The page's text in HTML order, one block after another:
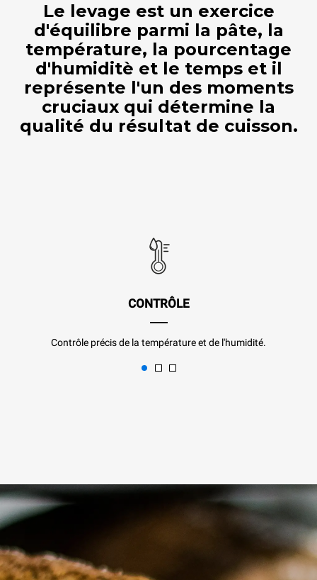
Le levage est un exercice
d'équilibre parmi la pâte, la
température, la pourcentage
d'humiditè et le temps et il
représente l'un des moments
cruciaux qui détermine la
qualité du résultat de cuisson.
CONTRÔLE
Contrôle précis de la température et de l'humidité.